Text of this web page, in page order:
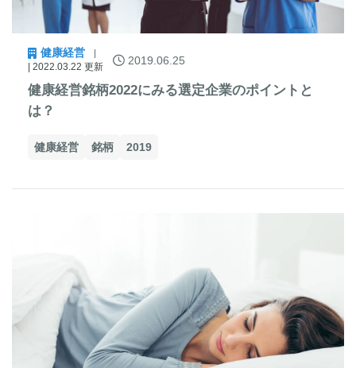
健康経営
| 2022.03.22 更新
2019.06.25
健康経営銘柄2022にみる選定企業のポイントと
は？
健康経営 銘柄 2019